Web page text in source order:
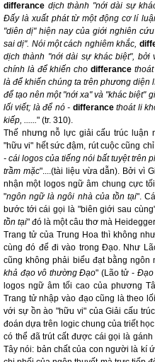
differance dịch thành "nới dài sự
Đấy là xuất phát từ một động cơ lí
"diên dị" hiện nay của giới nghiên
sai dị". Nói một cách nghiêm khắc,
dịch thành "nới dài sự khác biệt",
chính là để khiến cho differance
là để khiến chúng ta trên phương diện
để tạo nên một "nới xa" và "khác biệt"
lối viết; là để nó - differancethoát li
kiếp, ......" (tr. 310).
Thế nhưng nỗ lực giải cấu trúc luận
"hữu vi" hết sức đậm, rút cuộc cũng
- cái logos của tiếng nói bất tuyệt trên
trầm mặc"....(tài liệu vừa dẫn). Bởi vì
nhận một logos ngữ âm chung cực
"ngôn ngữ là ngôi nhà của tồn tại".
bước tới cái gọi là "biên giới sau
tồn tại" đó là một câu thơ mà
Trang tử của Trung Hoa thì không
cùng đó để đi vào trong Đạo. Như
cũng không phải biểu đạt bằng
khả đạo vô thường Đạo" (Lão tử - Đạo
logos ngữ âm tối cao của phương
Trang tử nhập vào đạo cũng là theo
với sự ồn ào "hữu vi" của Giải cấu
đoán dựa trên logic chung của triết
có thể đã trút cất được cái gọi là
Tây nói: bản chất của con người là kí